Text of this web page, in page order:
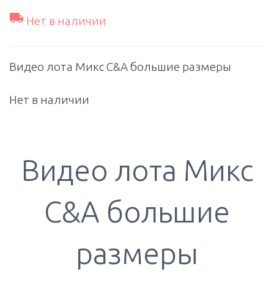
 Нет в наличии
Видео лота Mикс C&A большие размеры
Нет в наличии
Видео лота Mикс
C&A большие
размеры